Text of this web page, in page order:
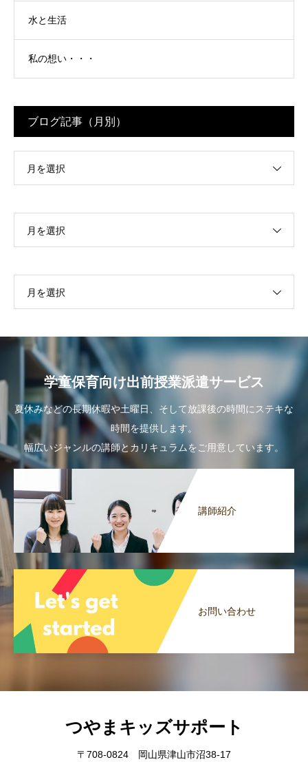
水と生活
私の想い・・・
ブログ記事（月別）
月を選択
月を選択
月を選択
学童保育向け出前授業派遣サービス
夏休みなどの長期休暇や土曜日、そして放課後の時間にステキな
時間を提供します。
幅広いジャンルの講師とカリキュラムをご用意しています。
講師紹介
お問い合わせ
つやまキッズサポート
〒708-0824 岡山県津山市沼38-17